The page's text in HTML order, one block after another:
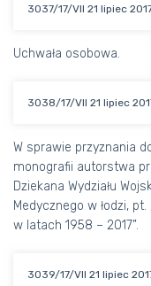
3037/17/VII 21 lipiec
Uchwała osobowa.
3038/17/VII 21 lipiec
W sprawie przyznania
monografii autorstwa
Dziekana Wydziału
Medycznego w łodzi,
w latach 1958 – 2017”.
3039/17/VII 21 lipiec